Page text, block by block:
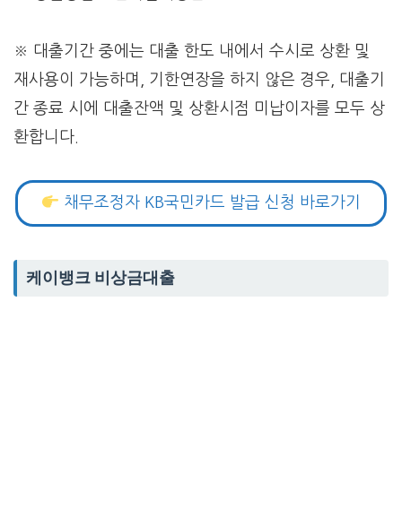
※ 대출기간 중에는 대출 한도 내에서 수시로 상환 및
재사용이 가능하며, 기한연장을 하지 않은 경우, 대출기
간 종료 시에 대출잔액 및 상환시점 미납이자를 모두 상
환합니다.
채무조정자 KB국민카드 발급 신청 바로가기
케이뱅크 비상금대출